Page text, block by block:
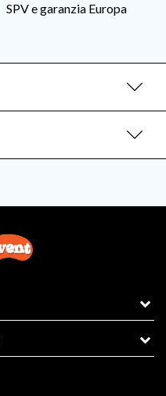
SPV e garanzia Europa